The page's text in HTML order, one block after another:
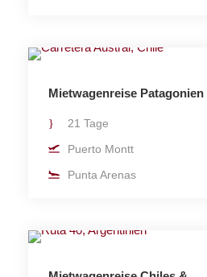
Mietwagenreise Patagonien
21 Tage
Puerto Montt
Punta Arenas